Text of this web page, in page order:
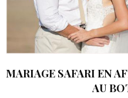
MARIAGE SAFARI EN
AU